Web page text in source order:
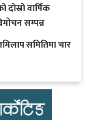
वार्षिक
सम्पन्न
समितिमा चार